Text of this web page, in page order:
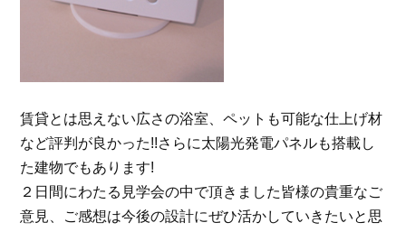
賃貸とは思えない広さの浴室、ペットも可能な仕上げ材
など評判が良かった!!さらに太陽光発電パネルも搭載し
た建物でもあります!
２日間にわたる見学会の中で頂きました皆様の貴重なご
意見、ご感想は今後の設計にぜひ活かしていきたいと思